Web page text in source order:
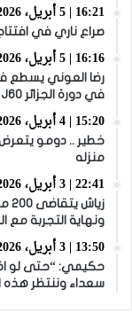
16:21 | 5 أبريل، 2026
صراع ناري في
16:16 | 5 أبريل، 2026
رضا العوني يسطع
في دورة الجزائر J60
15:20 | 4 أبريل، 2026
خطير .. دومو يتعرض
منزله
22:41 | 3 أبريل، 2026
ونهاية التجربة مع
13:50 | 3 أبريل، 2026
حكيمي: “حتى لو
سعداء وننتظر هذه